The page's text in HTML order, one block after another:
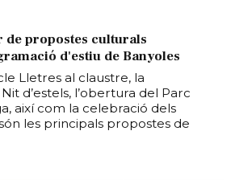
de propostes culturals
d'estiu de Banyoles
Lletres al claustre, la
d’estels, l’obertura del Parc
així com la celebració dels
les principals propostes de